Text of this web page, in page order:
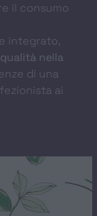
il consumo
integrato,
nella
di una
ai